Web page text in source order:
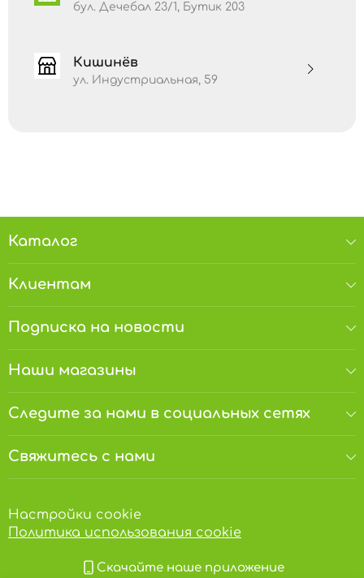
бул. Дечебал 23/1, Бутик 203
Кишинёв
ул. Индустриальная, 59
Каталог
Клиентам
Подписка на новости
Наши магазины
Следите за нами в социальных сетях
Свяжитесь с нами
Настройки cookie
Политика использования cookie
Скачайте наше приложение